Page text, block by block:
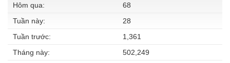
Hôm qua:
68
Tuần này:
28
Tuần trước:
1,361
Tháng này:
502,249